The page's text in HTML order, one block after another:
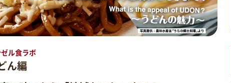
ル食ラボ
ん編